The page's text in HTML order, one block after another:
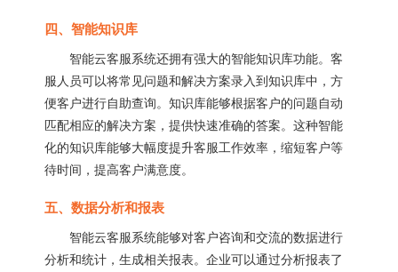
四、智能知识库
智能云客服系统还拥有强大的智能知识库功能。客
服人员可以将常见问题和解决方案录入到知识库中，方
便客户进行自助查询。知识库能够根据客户的问题自动
匹配相应的解决方案，提供快速准确的答案。这种智能
化的知识库能够大幅度提升客服工作效率，缩短客户等
待时间，提高客户满意度。
五、数据分析和报表
智能云客服系统能够对客户咨询和交流的数据进行
分析和统计，生成相关报表。企业可以通过分析报表了